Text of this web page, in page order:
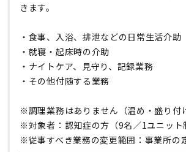
きます。
・食事、入浴、排泄などの日常生活介助
・就寝・起床時の介助
・ナイトケア、見守り、記録業務
・その他付随する業務
※調理業務はありません（温め・盛り付
※対象者：認知症の方（9名／1ユニット
※従事すべき業務の変更範囲：事業所の